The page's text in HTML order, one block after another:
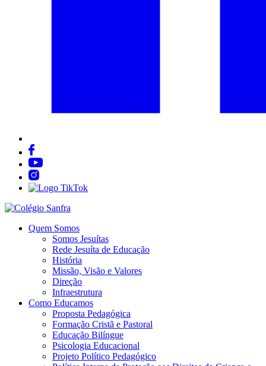
Quem Somos
Somos Jesuítas
Rede Jesuíta de Educação
História
Missão, Visão e Valores
Direção
Infraestrutura
Como Educamos
Proposta Pedagógica
Formação Cristã e Pastoral
Educação Bilíngue
Psicologia Educacional
Projeto Político Pedagógico